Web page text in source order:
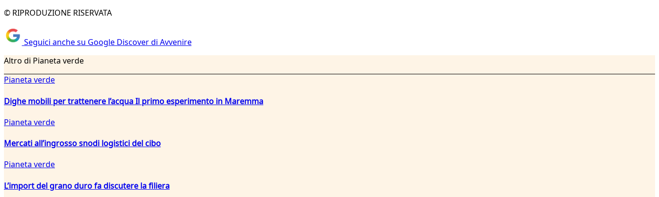
© RIPRODUZIONE RISERVATA
Seguici anche su Google Discover di Avvenire
Altro di Pianeta verde
Pianeta verde
Dighe mobili per trattenere l’acqua Il primo esperimento in Maremma
Pianeta verde
Mercati all’ingrosso snodi logistici del cibo
Pianeta verde
L’import del grano duro fa discutere la filiera